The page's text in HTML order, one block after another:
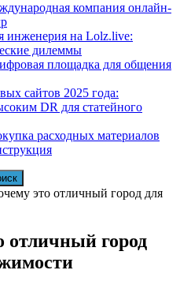
компания онлайн-
инженерия на Lolz.live:
дилеммы
площадка для общения
сайтов 2025 года:
DR для статейного
расходных материалов
это отличный город для
отличный город